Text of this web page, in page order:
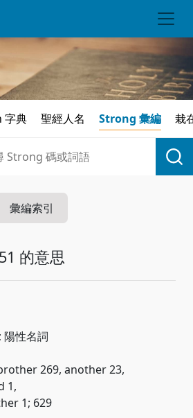
字典 聖經人名 Strong 彙編 栽
彙編索引
的意思
陽性名詞
269, another 23,
1,
1; 629